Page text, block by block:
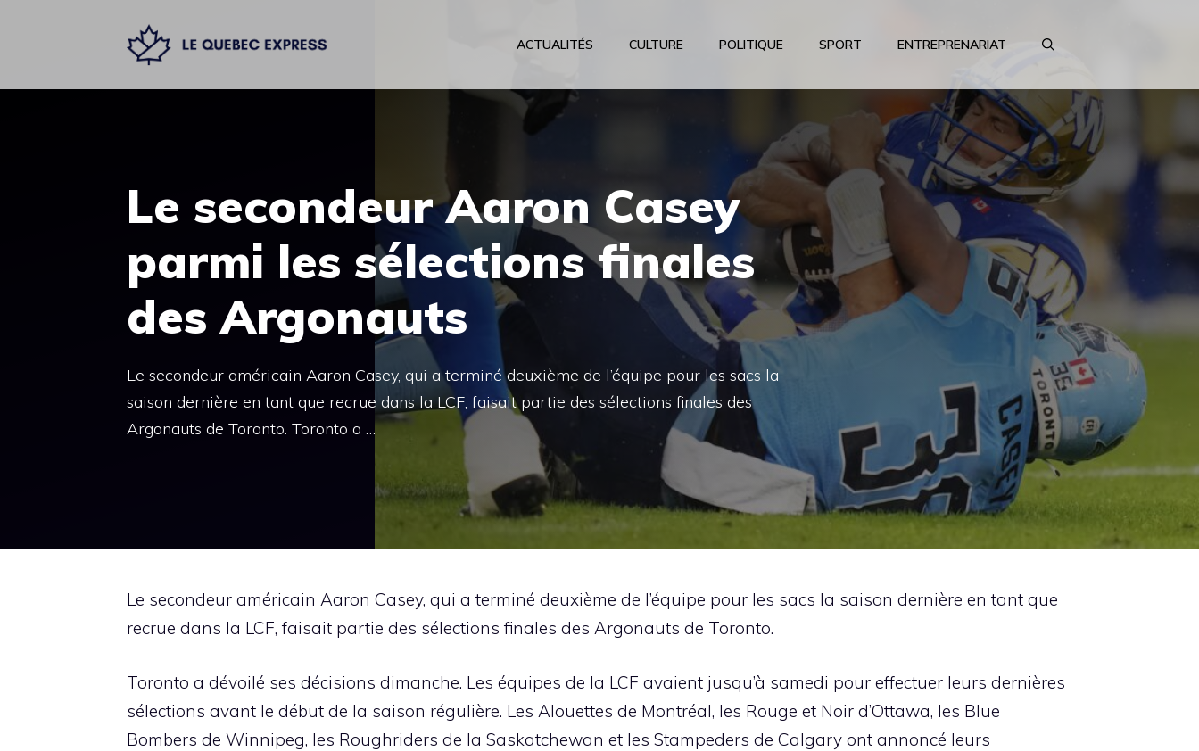
ACTUALITÉS CULTURE POLITIQUE SPORT ENTREPRENARIAT
Le secondeur Aaron Casey
parmi les sélections finales
des Argonauts
Le secondeur américain Aaron Casey, qui a terminé deuxième de l’équipe pour les sacs la
saison dernière en tant que recrue dans la LCF, faisait partie des sélections finales des
Argonauts de Toronto. Toronto a …
Le secondeur américain Aaron Casey, qui a terminé deuxième de l’équipe pour les sacs la saison dernière en tant que
recrue dans la LCF, faisait partie des sélections finales des Argonauts de Toronto.
Toronto a dévoilé ses décisions dimanche. Les équipes de la LCF avaient jusqu’à samedi pour effectuer leurs dernières
sélections avant le début de la saison régulière. Les Alouettes de Montréal, les Rouge et Noir d’Ottawa, les Blue
Bombers de Winnipeg, les Roughriders de la Saskatchewan et les Stampeders de Calgary ont annoncé leurs